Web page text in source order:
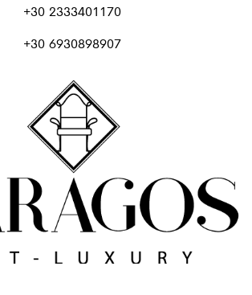
+30 2333401170
+30 6930898907